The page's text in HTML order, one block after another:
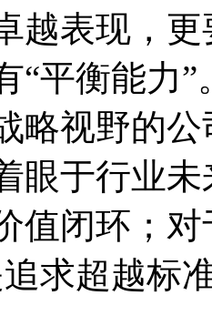
表现，
平衡能力”
视野的公
着眼于行业
闭环；对
是追求超越